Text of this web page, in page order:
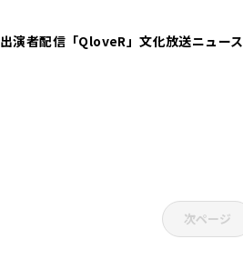
出演者配信「QloveR」文化放送ニュース
次ページ